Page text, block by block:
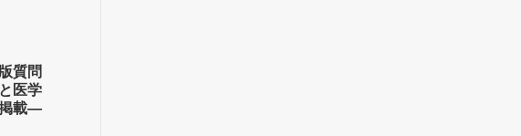
質問
医学
掲載―